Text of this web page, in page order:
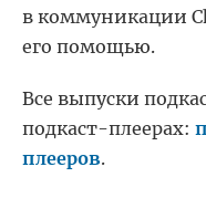
в коммуникации
его помощью.
Все выпуски
подкаст-плеерах:
плееров.